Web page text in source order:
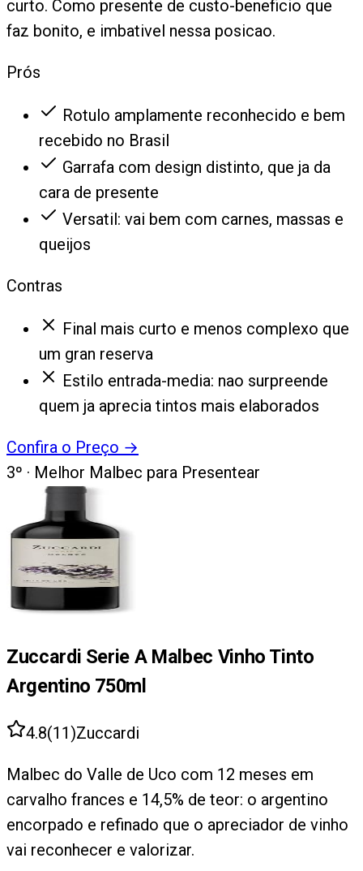
curto. Como presente de custo-beneficio que
faz bonito, e imbativel nessa posicao.
Prós
Rotulo amplamente reconhecido e bem
recebido no Brasil
Garrafa com design distinto, que ja da
cara de presente
Versatil: vai bem com carnes, massas e
queijos
Contras
Final mais curto e menos complexo que
um gran reserva
Estilo entrada-media: nao surpreende
quem ja aprecia tintos mais elaborados
Confira o Preço →
3º · Melhor Malbec para Presentear
Zuccardi Serie A Malbec Vinho Tinto
Argentino 750ml
4.8(11)Zuccardi
Malbec do Valle de Uco com 12 meses em
carvalho frances e 14,5% de teor: o argentino
encorpado e refinado que o apreciador de vinho
vai reconhecer e valorizar.